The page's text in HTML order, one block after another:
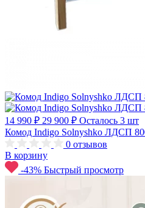
14 990 ₽ 29 900 ₽ Осталось 3 шт
Комод Indigo Solnyshko ЛДСП
0 отзывов
В корзину
-43% Быстрый просмотр